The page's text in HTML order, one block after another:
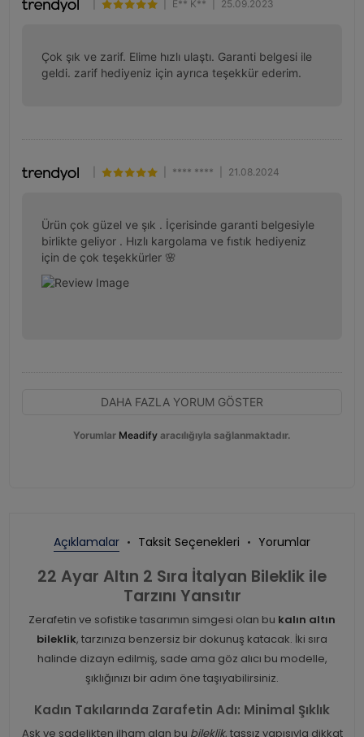
E** K** 25.09.2023
Çok şık ve zarif. Elime hızlı ulaştı. Garanti belgesi ile
geldi. zarif hediyeniz için ayrıca teşekkür ederim.
**** **** 21.08.2024
Ürün çok güzel ve şık . İçerisinde garanti belgesiyle
birlikte geliyor . Hızlı kargolama ve fıstık hediyeniz
için de çok teşekkürler 🌸
DAHA FAZLA YORUM GÖSTER
Yorumlar Meadify aracılığıyla sağlanmaktadır.
Açıklamalar Taksit Seçenekleri Yorumlar
22 Ayar Altın 2 Sıra İtalyan Bileklik ile
Tarzını Yansıtır
Zerafetin ve sofistike tasarımın simgesi olan bu kalın altın
bileklik, tarzınıza benzersiz bir dokunuş katacak. İki sıra
halinde dizayn edilmiş, sade ama göz alıcı bu modelle,
şıklığınızı bir adım öne taşıyabilirsiniz.
Kadın Takılarında Zarafetin Adı: Minimal Şıklık
Aşk ve sadelikten ilham alan bu bileklik, taşsız yapısıyla dikkat